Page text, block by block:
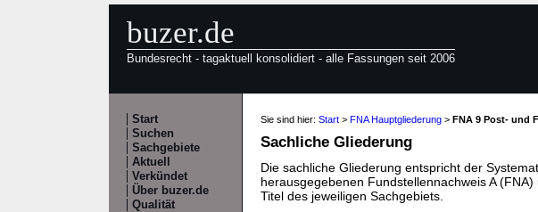
buzer.de
Bundesrecht - tagaktuell konsolidiert - alle Fassungen seit 2006
Start
Suchen
Sachgebiete
Aktuell
Verkündet
Über buzer.de
Qualität
Sie sind hier: Start > FNA Hauptgliederung > FNA 9 Post- und
Sachliche Gliederung
Die sachliche Gliederung entspricht der
herausgegebenen Fundstellennachweis A
Titel des jeweiligen Sachgebiets.